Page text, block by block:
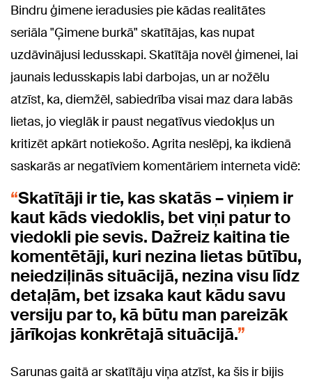
Bindru ģimene ieradusies pie kādas realitātes
seriāla "Ģimene burkā" skatītājas, kas nupat
uzdāvinājusi ledusskapi. Skatītāja novēl ģimenei, lai
jaunais ledusskapis labi darbojas, un ar nožēlu
atzīst, ka, diemžēl, sabiedrība visai maz dara labās
lietas, jo vieglāk ir paust negatīvus viedokļus un
kritizēt apkārt notiekošo. Agrita neslēpj, ka ikdienā
saskarās ar negatīviem komentāriem interneta vidē:
Skatītāji ir tie, kas skatās – viņiem ir
kaut kāds viedoklis, bet viņi patur to
viedokli pie sevis. Dažreiz kaitina tie
komentētāji, kuri nezina lietas būtību,
neiedziļinās situācijā, nezina visu līdz
detaļām, bet izsaka kaut kādu savu
versiju par to, kā būtu man pareizāk
jārīkojas konkrētajā situācijā.
Sarunas gaitā ar skatītāju viņa atzīst, ka šis ir bijis